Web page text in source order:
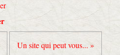
Un site qui peut vous... »